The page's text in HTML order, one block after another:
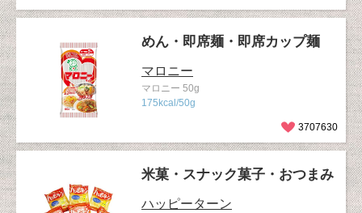
めん・即席麺・即席カップ麺
マロニー
マロニー 50g
175kcal/50g
3707630
米菓・スナック菓子・おつまみ
ハッピーターン